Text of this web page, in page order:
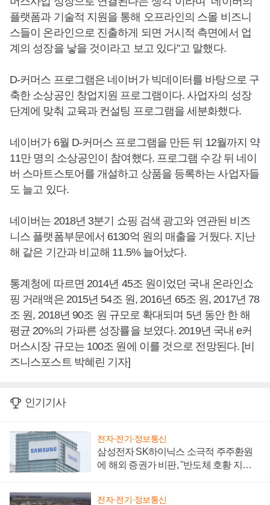
플랫폼과 기술적 지원을 통해 오프라인의 스몰 비즈니
스들이 온라인으로 진출하게 되면 거시적 측면에서 업
계의 성장을 낳을 것이라고 보고 있다”고 말했다.
D-커머스 프로그램은 네이버가 빅데이터를 바탕으로 구
축한 소상공인 창업지원 프로그램이다. 사업자의 성장
단계에 맞춰 교육과 컨설팅 프로그램을 세분화했다.
네이버가 6월 D-커머스 프로그램을 만든 뒤 12월까지 약
11만 명의 소상공인이 참여했다. 프로그램 수강 뒤 네이
버 스마트스토어를 개설하고 상품을 등록하는 사업자들
도 늘고 있다.
네이버는 2018년 3분기 쇼핑 검색 광고와 연관된 비즈
니스 플랫폼부문에서 6130억 원의 매출을 거뒀다. 지난
해 같은 기간과 비교해 11.5% 늘어났다.
통계청에 따르면 2014년 45조 원이었던 국내 온라인쇼
핑 거래액은 2015년 54조 원, 2016년 65조 원, 2017년 78
조 원, 2018년 90조 원 규모로 확대되며 5년 동안 한 해
평균 20%의 가파른 성장률을 보였다. 2019년 국내 e커
머스시장 규모는 100조 원에 이를 것으로 전망된다. [비
즈니스포스트 박혜린 기자]
인기기사
전자·전기·정보통신
삼성전자 SK하이닉스 소극적 주주환원
에 해외 증권가 비판, "반도체 호황 지속
전자·전기·정보통신